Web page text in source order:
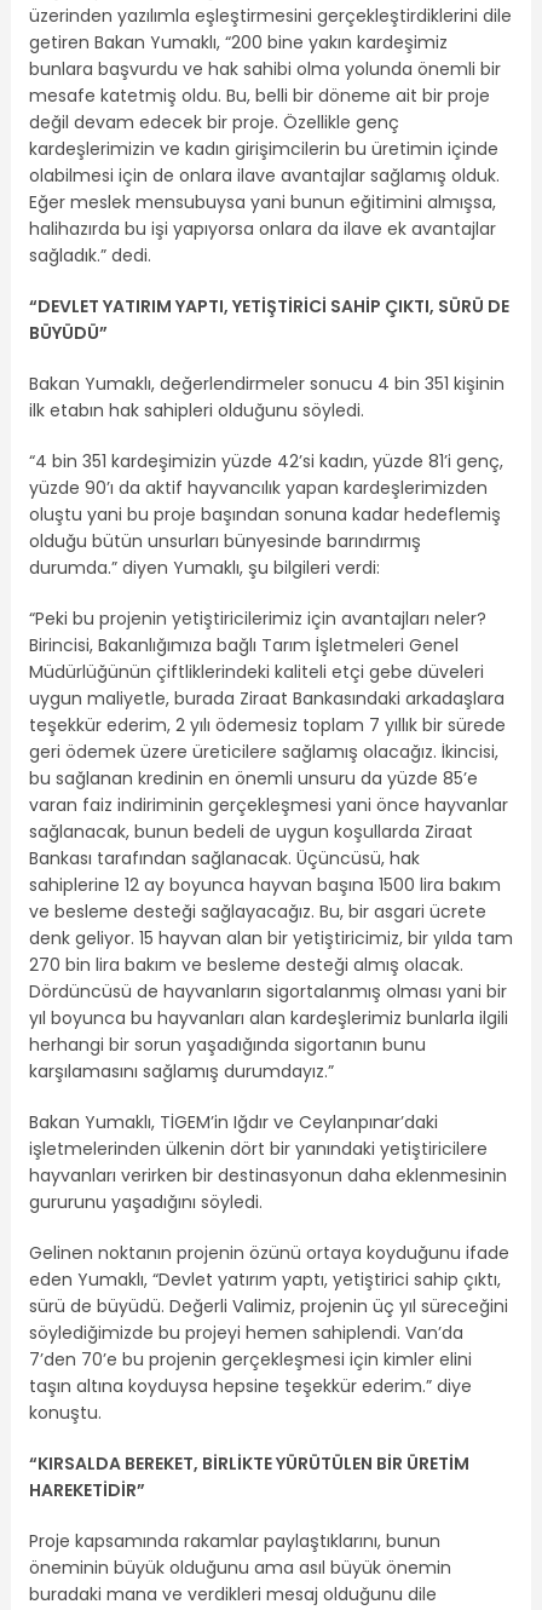
üzerinden yazılımla eşleştirmesini gerçekleştirdiklerini dile
getiren Bakan Yumaklı, “200 bine yakın kardeşimiz
bunlara başvurdu ve hak sahibi olma yolunda önemli bir
mesafe katetmiş oldu. Bu, belli bir döneme ait bir proje
değil devam edecek bir proje. Özellikle genç
kardeşlerimizin ve kadın girişimcilerin bu üretimin içinde
olabilmesi için de onlara ilave avantajlar sağlamış olduk.
Eğer meslek mensubuysa yani bunun eğitimini almışsa,
halihazırda bu işi yapıyorsa onlara da ilave ek avantajlar
sağladık.” dedi.
“DEVLET YATIRIM YAPTI, YETİŞTİRİCİ SAHİP ÇIKTI, SÜRÜ DE
BÜYÜDÜ”
Bakan Yumaklı, değerlendirmeler sonucu 4 bin 351 kişinin
ilk etabın hak sahipleri olduğunu söyledi.
“4 bin 351 kardeşimizin yüzde 42’si kadın, yüzde 81’i genç,
yüzde 90’ı da aktif hayvancılık yapan kardeşlerimizden
oluştu yani bu proje başından sonuna kadar hedeflemiş
olduğu bütün unsurları bünyesinde barındırmış
durumda.” diyen Yumaklı, şu bilgileri verdi:
“Peki bu projenin yetiştiricilerimiz için avantajları neler?
Birincisi, Bakanlığımıza bağlı Tarım İşletmeleri Genel
Müdürlüğünün çiftliklerindeki kaliteli etçi gebe düveleri
uygun maliyetle, burada Ziraat Bankasındaki arkadaşlara
teşekkür ederim, 2 yılı ödemesiz toplam 7 yıllık bir sürede
geri ödemek üzere üreticilere sağlamış olacağız. İkincisi,
bu sağlanan kredinin en önemli unsuru da yüzde 85’e
varan faiz indiriminin gerçekleşmesi yani önce hayvanlar
sağlanacak, bunun bedeli de uygun koşullarda Ziraat
Bankası tarafından sağlanacak. Üçüncüsü, hak
sahiplerine 12 ay boyunca hayvan başına 1500 lira bakım
ve besleme desteği sağlayacağız. Bu, bir asgari ücrete
denk geliyor. 15 hayvan alan bir yetiştiricimiz, bir yılda tam
270 bin lira bakım ve besleme desteği almış olacak.
Dördüncüsü de hayvanların sigortalanmış olması yani bir
yıl boyunca bu hayvanları alan kardeşlerimiz bunlarla ilgili
herhangi bir sorun yaşadığında sigortanın bunu
karşılamasını sağlamış durumdayız.”
Bakan Yumaklı, TİGEM’in Iğdır ve Ceylanpınar’daki
işletmelerinden ülkenin dört bir yanındaki yetiştiricilere
hayvanları verirken bir destinasyonun daha eklenmesinin
gururunu yaşadığını söyledi.
Gelinen noktanın projenin özünü ortaya koyduğunu ifade
eden Yumaklı, “Devlet yatırım yaptı, yetiştirici sahip çıktı,
sürü de büyüdü. Değerli Valimiz, projenin üç yıl süreceğini
söylediğimizde bu projeyi hemen sahiplendi. Van’da
7’den 70’e bu projenin gerçekleşmesi için kimler elini
taşın altına koyduysa hepsine teşekkür ederim.” diye
konuştu.
“KIRSALDA BEREKET, BİRLİKTE YÜRÜTÜLEN BİR ÜRETİM
HAREKETİDİR”
Proje kapsamında rakamlar paylaştıklarını, bunun
öneminin büyük olduğunu ama asıl büyük önemin
buradaki mana ve verdikleri mesaj olduğunu dile